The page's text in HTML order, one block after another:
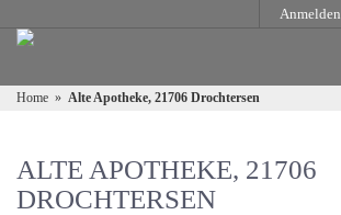
Anmelden
Home » Alte Apotheke, 21706 Drochtersen
ALTE APOTHEKE, 21706
DROCHTERSEN